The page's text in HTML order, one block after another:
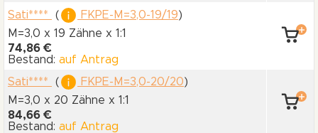
Sati****
( FKPE-M=3,0-19/19)
M=3,0 x 19 Zähne x 1:1
74,86 €
Bestand: auf Antrag
Sati****
( FKPE-M=3,0-20/20)
M=3,0 x 20 Zähne x 1:1
84,66 €
Bestand: auf Antrag